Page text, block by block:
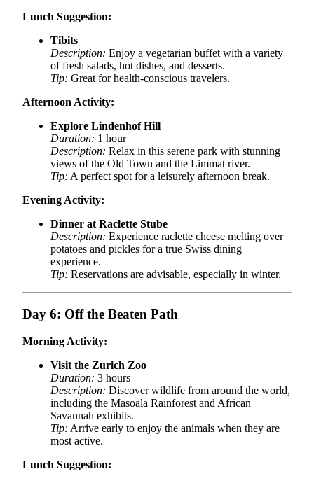
Lunch Suggestion:
Tibits
Description: Enjoy a vegetarian buffet with a variety
of fresh salads, hot dishes, and desserts.
Tip: Great for health-conscious travelers.
Afternoon Activity:
Explore Lindenhof Hill
Duration: 1 hour
Description: Relax in this serene park with stunning
views of the Old Town and the Limmat river.
Tip: A perfect spot for a leisurely afternoon break.
Evening Activity:
Dinner at Raclette Stube
Description: Experience raclette cheese melting over
potatoes and pickles for a true Swiss dining
experience.
Tip: Reservations are advisable, especially in winter.
Day 6: Off the Beaten Path
Morning Activity:
Visit the Zurich Zoo
Duration: 3 hours
Description: Discover wildlife from around the world,
including the Masoala Rainforest and African
Savannah exhibits.
Tip: Arrive early to enjoy the animals when they are
most active.
Lunch Suggestion: